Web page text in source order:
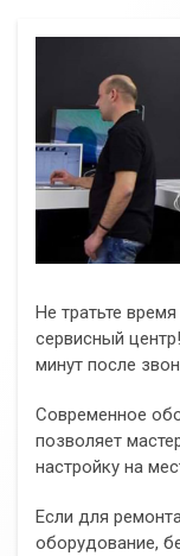
Не тратьте
сервисный
минут после
Современное
позволяет
настройку на
Если для
оборудование,